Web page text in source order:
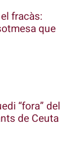
fracàs:
que
“fora” del
de Ceuta